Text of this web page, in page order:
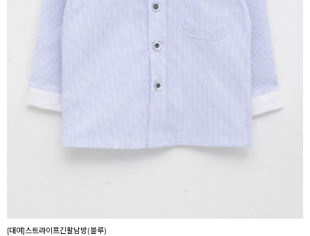
[대여]스트라이프긴팔남방(블루)